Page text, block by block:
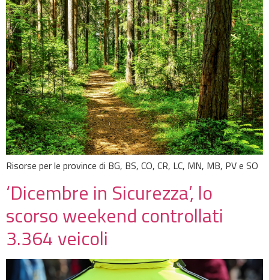
Risorse per le province di BG, BS, CO, CR, LC, MN, MB, PV e SO
‘Dicembre in Sicurezza’, lo
scorso weekend controllati
3.364 veicoli